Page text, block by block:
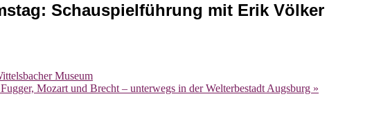
Schauspielführung mit Erik Völker
Museum
Mozart und Brecht – unterwegs in der Welterbestadt Augsburg »